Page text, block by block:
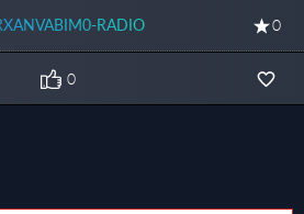
RADIO 0
0